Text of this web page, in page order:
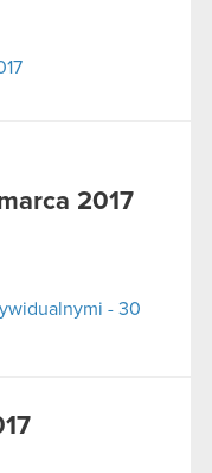
2017
- 30